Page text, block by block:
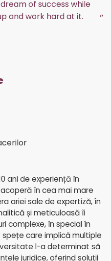
of success while
and work hard at it.
ani de experiență în
în cea mai mare
ariei sale de expertiză, în
și meticuloasă îi
complexe, în special în
spețe care implică multiple
l-a determinat să
juridice, oferind soluții